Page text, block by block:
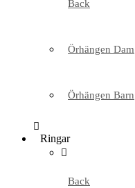
Back
Örhängen Dam
Örhängen Barn
Ringar
Back